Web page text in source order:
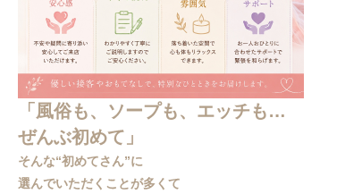
「風俗も、ソープも、エッチも…
ぜんぶ初めて」
そんな“初めてさん”に
選んでいただくことが多くて